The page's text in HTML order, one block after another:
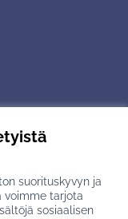
suorituskyvyn ja
voimme tarjota
sosiaalisen